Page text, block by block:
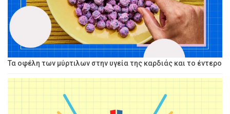
Τα οφέλη των μύρτιλων στην υγεία της καρδιάς και το έντερο